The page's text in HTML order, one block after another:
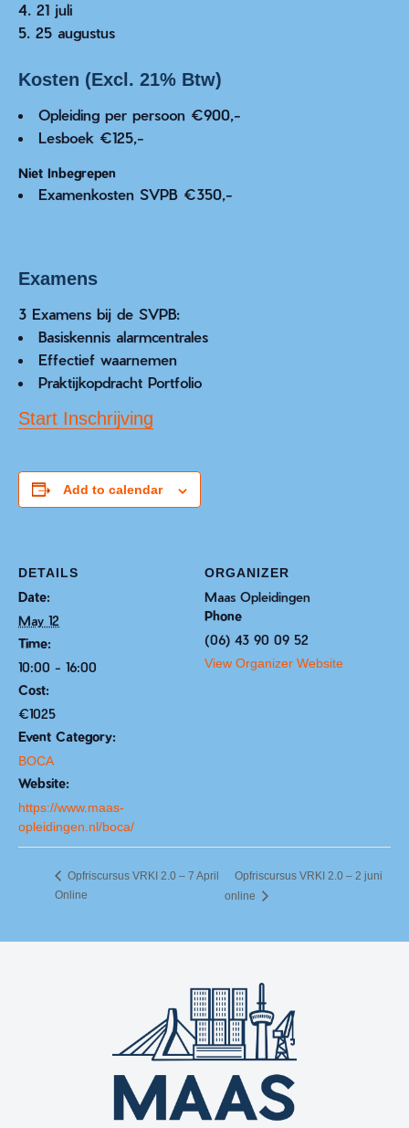
21 juli
25 augustus
Kosten (Excl. 21% Btw)
Opleiding per persoon €900,-
Lesboek €125,-
Niet Inbegrepen
Examenkosten SVPB €350,-
Examens
3 Examens bij de SVPB:
Basiskennis alarmcentrales
Effectief waarnemen
Praktijkopdracht Portfolio
Start Inschrijving
Add to calendar
DETAILS
Date:
May 12
Time:
10:00 - 16:00
Cost:
€1025
Event Category:
BOCA
Website:
https://www.maas-
opleidingen.nl/boca/
ORGANIZER
Maas Opleidingen
Phone
(06) 43 90 09 52
View Organizer Website
Opfriscursus VRKI 2.0 – 7 April
Online
Opfriscursus VRKI 2.0 – 2 juni
online